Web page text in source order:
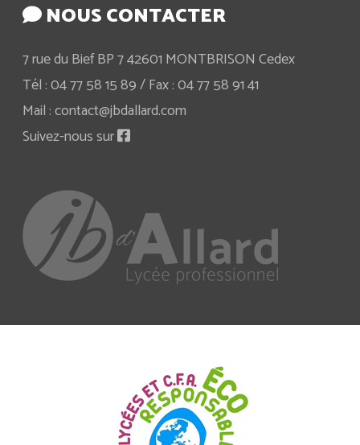
NOUS CONTACTER
7 rue du Bief BP 7 42601 MONTBRISON Cedex
Tél : 04 77 58 15 89 / Fax : 04 77 58 91 41
Mail : contact@jbdallard.com
Suivez-nous sur